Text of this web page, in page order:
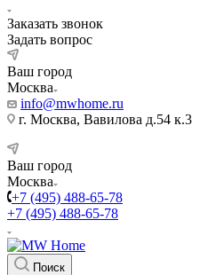
Заказать звонок
Задать вопрос
Ваш город
Москва
info@mwhome.ru
г. Москва, Вавилова д.54 к.3
Ваш город
Москва
+7 (495) 488-65-78
+7 (495) 488-65-78
Поиск